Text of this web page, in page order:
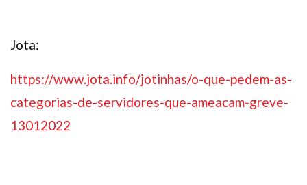
Jota:
https://www.jota.info/jotinhas/o-que-pedem-as-
categorias-de-servidores-que-ameacam-greve-
13012022